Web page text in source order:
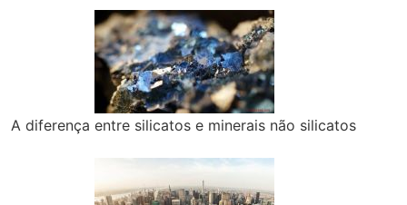
A diferença entre silicatos e minerais não silicatos